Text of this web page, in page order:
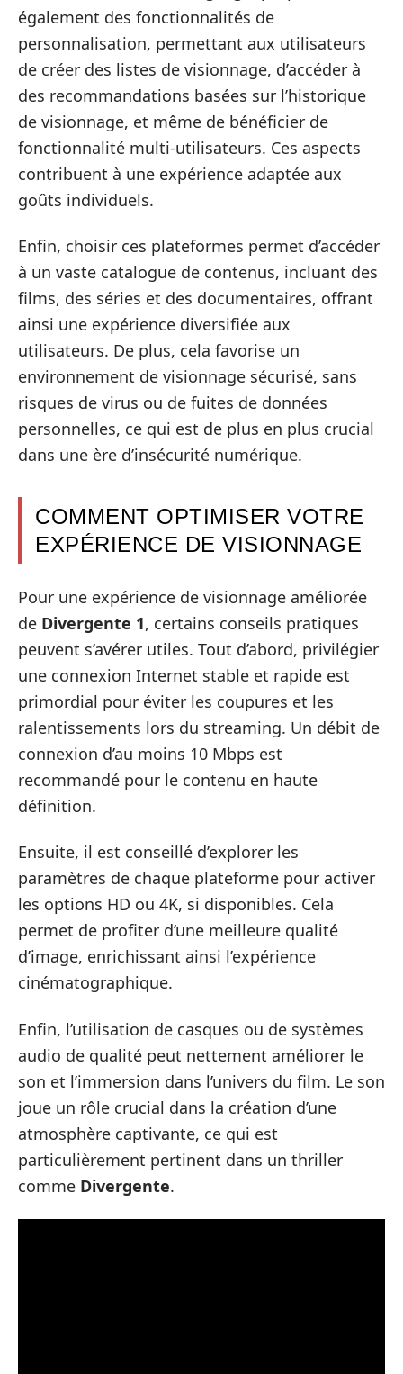
également des fonctionnalités de
personnalisation, permettant aux utilisateurs
de créer des listes de visionnage, d’accéder à
des recommandations basées sur l’historique
de visionnage, et même de bénéficier de
fonctionnalité multi-utilisateurs. Ces aspects
contribuent à une expérience adaptée aux
goûts individuels.
Enfin, choisir ces plateformes permet d’accéder
à un vaste catalogue de contenus, incluant des
films, des séries et des documentaires, offrant
ainsi une expérience diversifiée aux
utilisateurs. De plus, cela favorise un
environnement de visionnage sécurisé, sans
risques de virus ou de fuites de données
personnelles, ce qui est de plus en plus crucial
dans une ère d’insécurité numérique.
COMMENT OPTIMISER VOTRE
EXPÉRIENCE DE VISIONNAGE
Pour une expérience de visionnage améliorée
de Divergente 1, certains conseils pratiques
peuvent s’avérer utiles. Tout d’abord, privilégier
une connexion Internet stable et rapide est
primordial pour éviter les coupures et les
ralentissements lors du streaming. Un débit de
connexion d’au moins 10 Mbps est
recommandé pour le contenu en haute
définition.
Ensuite, il est conseillé d’explorer les
paramètres de chaque plateforme pour activer
les options HD ou 4K, si disponibles. Cela
permet de profiter d’une meilleure qualité
d’image, enrichissant ainsi l’expérience
cinématographique.
Enfin, l’utilisation de casques ou de systèmes
audio de qualité peut nettement améliorer le
son et l’immersion dans l’univers du film. Le son
joue un rôle crucial dans la création d’une
atmosphère captivante, ce qui est
particulièrement pertinent dans un thriller
comme Divergente.